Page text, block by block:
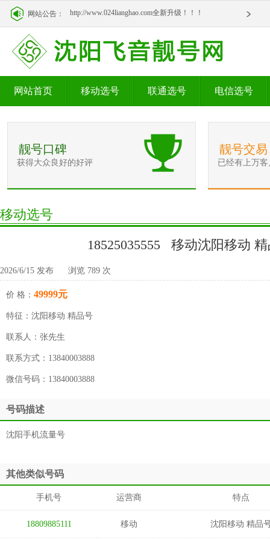
网站公告： http://www.024lianghao.com全新升级！！！
网站首页 移动选号 联通选号 电信选号
靓号口碑
获得大众良好的好评
靓号交易
已经有上万
移动选号
18525035555 移动沈阳移动
2026/6/15 发布 浏览 789 次
价 格： 49999元
特征： 沈阳移动 精品号
联系人： 张先生
联系方式： 13840003888
微信号码： 13840003888
号码描述
沈阳手机流量号
其他类似号码
手机号 运营商 特点
18809885111 移动 沈阳移动 精品